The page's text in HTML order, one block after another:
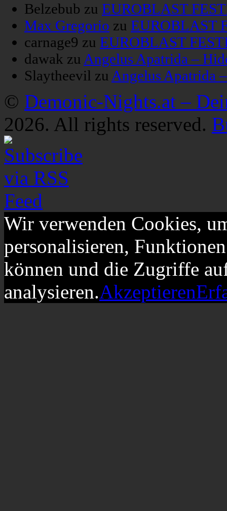
Belzebub zu EUROBLAST
Max Gregorio zu EUROBLAST
carnage9 zu EUROBLAST
dawak zu Angelus Apatrida –
Slaytheevil zu Angelus Apatrida
© Demonic-Nights.at –
2026. All rights reserved.
Wir verwenden Cookies,
personalisieren,
können und die Zugriffe
analysieren.Akzeptieren